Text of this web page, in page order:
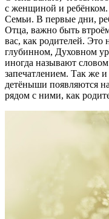
с женщиной и
Семьи. В первые дни,
Отца, важно быть
вас, как родителей. Это
глубинном, Духовном
иногда называют
запечатлением. Так же
детёныши появляются
рядом с ними, как